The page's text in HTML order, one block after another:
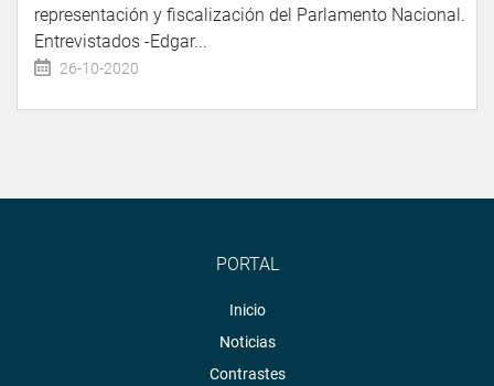
representación y fiscalización del Parlamento Nacional.
Entrevistados -Edgar...
26-10-2020
PORTAL
Inicio
Noticias
Contrastes